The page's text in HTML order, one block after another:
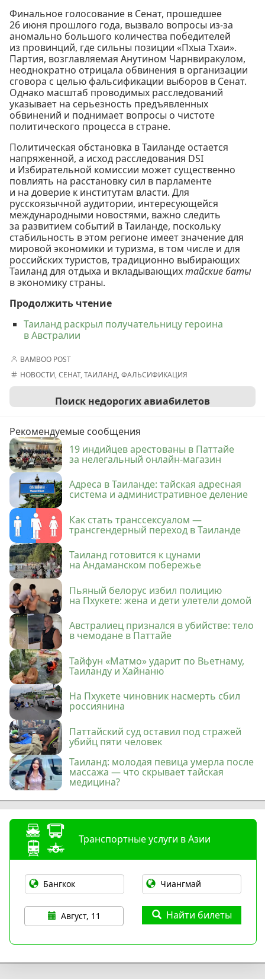
Финальное голосование в Сенат, прошедшее
26 июня прошлого года, вызвало вопросы из-за
аномально большого количества победителей
из провинций, где сильны позиции «Пхыа Тхаи».
Партия, возглавляемая Анутином Чарнвиракулом,
неоднократно отрицала обвинения в организации
сговора с целью фальсификации выборов в Сенат.
Однако масштаб проводимых расследований
указывает на серьезность предъявленных
обвинений и поднимает вопросы о чистоте
политического процесса в стране.
Политическая обстановка в Таиланде остается
напряженной, а исход расследования DSI
и Избирательной комиссии может существенно
повлиять на расстановку сил в парламенте
и на доверие к институтам власти. Для
русскоязычной аудитории, интересующейся
международными новостями, важно следить
за развитием событий в Таиланде, поскольку
стабильность в этом регионе имеет значение для
мировой экономики и туризма, в том числе и для
российских туристов, традиционно выбирающих
Таиланд для отдыха и вкладывающихтайские баты
в экономику страны.
Продолжить чтение
Таиланд раскрыл получательницу героина
в Австралии
BAMBOO POST
НОВОСТИ,СЕНАТ,ТАИЛАНД,ФАЛЬСИФИКАЦИЯ
Поиск недорогих авиабилетов
Рекомендуемые сообщения
19 индийцев арестованы в Паттайе
за нелегальный онлайн-магазин
Адреса в Таиланде: тайская адресная
система и административное деление
Как стать транссексуалом —
трансгендерный переход в Таиланде
Таиланд готовится к цунами
на Андаманском побережье
Пьяный белорус избил полицию
на Пхукете: жена и дети улетели домой
Австралиец признался в убийстве: тело
в чемодане в Паттайе
Тайфун «Матмо» ударит по Вьетнаму,
Таиланду и Хайнаню
На Пхукете чиновник насмерть сбил
россиянина
Паттайский суд оставил под стражей
убийц пяти человек
Таиланд: молодая певица умерла после
массажа — что скрывает тайская
медицина?
Транспортные услуги в Азии
Август, 11 Найти билеты